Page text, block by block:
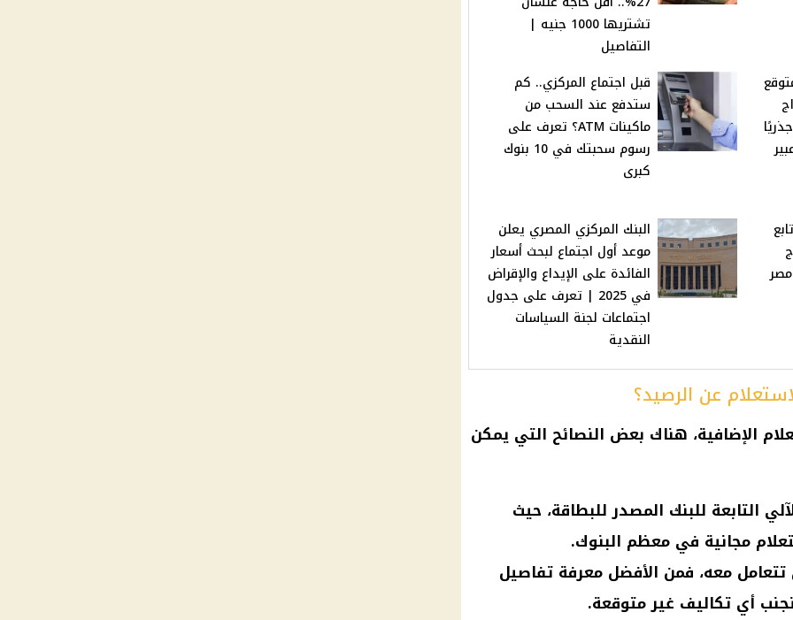
تشتريها 1000 جنيه |
التفاصيل
أبراج
قبل اجتماع المركزي.. كم
ستدفع عند السحب من
ماكينات ATM؟ تعرف على
رسوم سحبتك في 10 بنوك
كبرى
البنك المركزي المصري يعلن
موعد أول اجتماع لبحث أسعار
الفائدة على الإيداع والإقراض
في 2025 | تعرف على جدول
اجتماعات لجنة السياسات
النقدية
عن الرصيد؟
الإضافية، هناك بعض النصائح التي يمكن
التابعة للبنك المصدر للبطاقة، حيث
مجانية في معظم البنوك.
تتعامل معه، فمن الأفضل معرفة تفاصيل
أي تكاليف غير متوقعة.